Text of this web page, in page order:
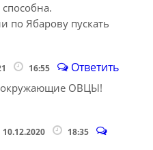
по Ябарову пускать
16:55 Ответить
окружающие ОВЦЫ!
10.12.2020 18:35